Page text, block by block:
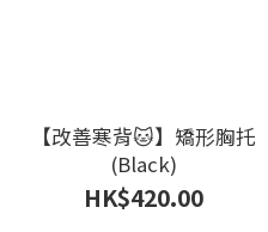
【改善寒背🐱】矯形胸托
(Black)
HK$420.00